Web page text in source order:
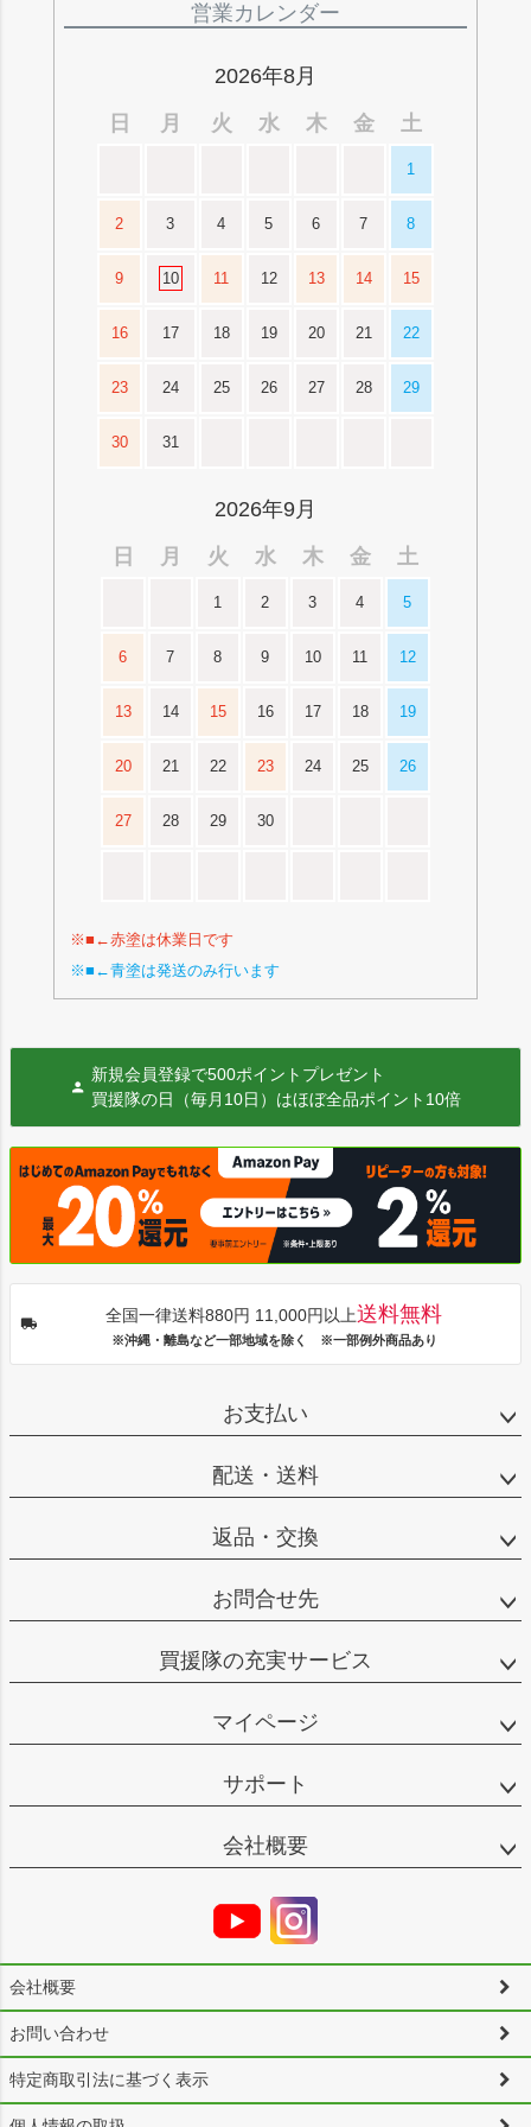
営業カレンダー
2026年8月
日
月 火 水 木 金 土
1
2 3 4 5 6 7 8
9 10 11 12 13 14 15
16 17 18 19 20 21 22
23 24 25 26 27 28 29
30 31
2026年9月
日
月 火 水 木 金 土
1 2 3 4 5
6 7 8 9 10 11 12
13 14 15 16 17 18 19
20 21 22 23 24 25 26
27 28 29 30
※■←赤塗は休業日です
※■←青塗は発送のみ行います
新規会員登録で500ポイントプレゼント
買援隊の日（毎月10日）はほぼ全品ポイント10倍
全国一律送料880円 11,000円以上送料無料
※沖縄・離島など一部地域を除く ※一部例外商品あり
お支払い
配送・送料
返品・交換
お問合せ先
買援隊の充実サービス
マイページ
サポート
会社概要
会社概要
お問い合わせ
特定商取引法に基づく表示